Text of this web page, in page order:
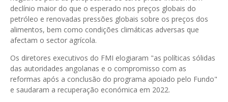
declínio maior do que o esperado nos preços globais do
petróleo e renovadas pressões globais sobre os preços dos
alimentos, bem como condições climáticas adversas que
afectam o sector agrícola.
Os diretores executivos do FMI elogiaram "as políticas sólidas
das autoridades angolanas e o compromisso com as
reformas após a conclusão do programa apoiado pelo Fundo"
e saudaram a recuperação económica em 2022.